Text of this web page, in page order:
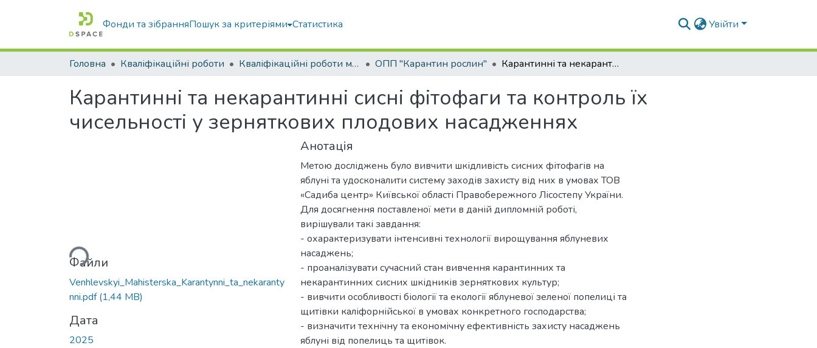
Фонди та зібранняПошук за критеріями Статистика Увійти
Головна Кваліфікаційні роботи Кваліфікаційні роботи магістрів ОПП "Карантин рослин" Карантинні та некарантинні сисні фітофаги та контроль їх чисельності у зерняткових плодових насадженнях
Карантинні та некарантинні сисні фітофаги та контроль їх
чисельності у зерняткових плодових насадженнях
Вантажиться...
Файли
Venhlevskyi_Mahisterska_Karantynni_ta_nekaranty
nni.pdf(1,44 MB)
Дата
2025
Анотація
Метою досліджень було вивчити шкідливість сисних фітофагів на
яблуні та удосконалити систему заходів захисту від них в умовах ТОВ
«Садиба центр» Київської області Правобережного Лісостепу України.
Для досягнення поставленої мети в даній дипломній роботі,
вирішували такі завдання:
- охарактеризувати інтенсивні технології вирощування яблуневих
насаджень;
- проаналізувати сучасний стан вивчення карантинних та
некарантинних сисних шкідників зерняткових культур;
- вивчити особливості біології та екології яблуневої зеленої попелиці та
щитівки каліфорнійської в умовах конкретного господарства;
- визначити технічну та економічну ефективність захисту насаджень
яблуні від попелиць та щитівок.